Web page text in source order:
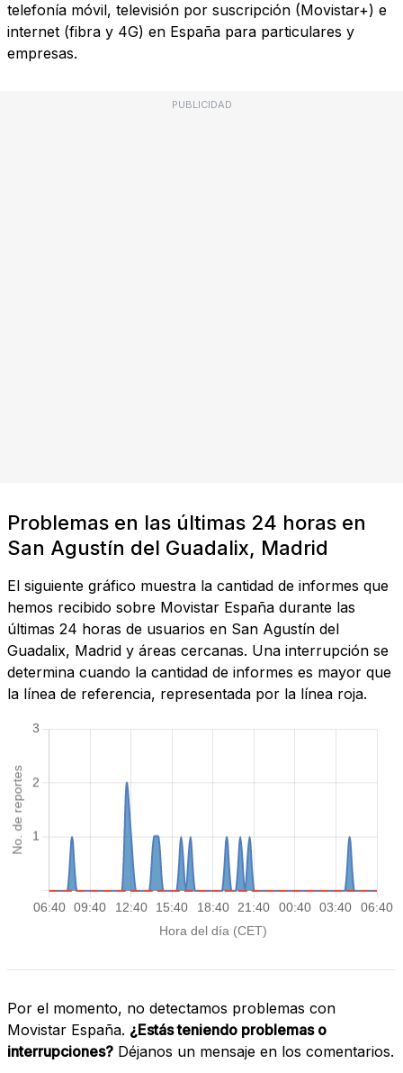
telefonía móvil, televisión por suscripción (Movistar+) e
internet (fibra y 4G) en España para particulares y
empresas.
PUBLICIDAD
Problemas en las últimas 24 horas en
San Agustín del Guadalix, Madrid
El siguiente gráfico muestra la cantidad de informes que
hemos recibido sobre Movistar España durante las
últimas 24 horas de usuarios en San Agustín del
Guadalix, Madrid y áreas cercanas. Una interrupción se
determina cuando la cantidad de informes es mayor que
la línea de referencia, representada por la línea roja.
Por el momento, no detectamos problemas con
Movistar España. ¿Estás teniendo problemas o
interrupciones? Déjanos un mensaje en los comentarios.